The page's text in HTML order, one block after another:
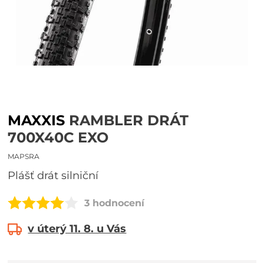
MAXXIS RAMBLER DRÁT
700X40C EXO
MAPSRA
plášť drát silniční
3 hodnocení
v úterý 11. 8. u Vás